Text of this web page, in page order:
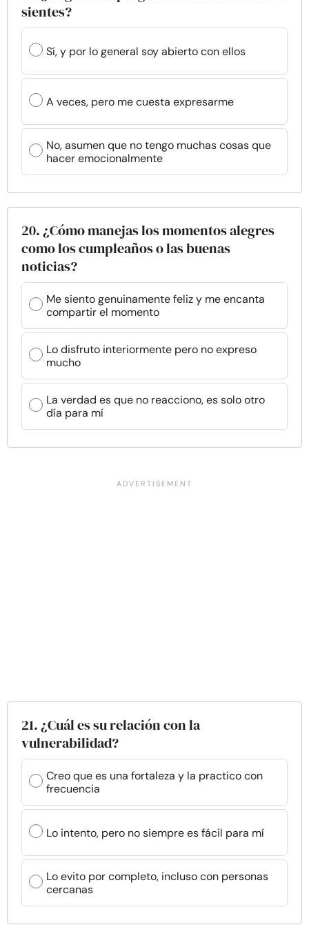
sientes?
Sí, y por lo general soy abierto con ellos
A veces, pero me cuesta expresarme
No, asumen que no tengo muchas cosas que
hacer emocionalmente
20. ¿Cómo manejas los momentos alegres
como los cumpleaños o las buenas
noticias?
Me siento genuinamente feliz y me encanta
compartir el momento
Lo disfruto interiormente pero no expreso
mucho
La verdad es que no reacciono, es solo otro
día para mí
21. ¿Cuál es su relación con la
vulnerabilidad?
Creo que es una fortaleza y la practico con
frecuencia
Lo intento, pero no siempre es fácil para mí
Lo evito por completo, incluso con personas
cercanas